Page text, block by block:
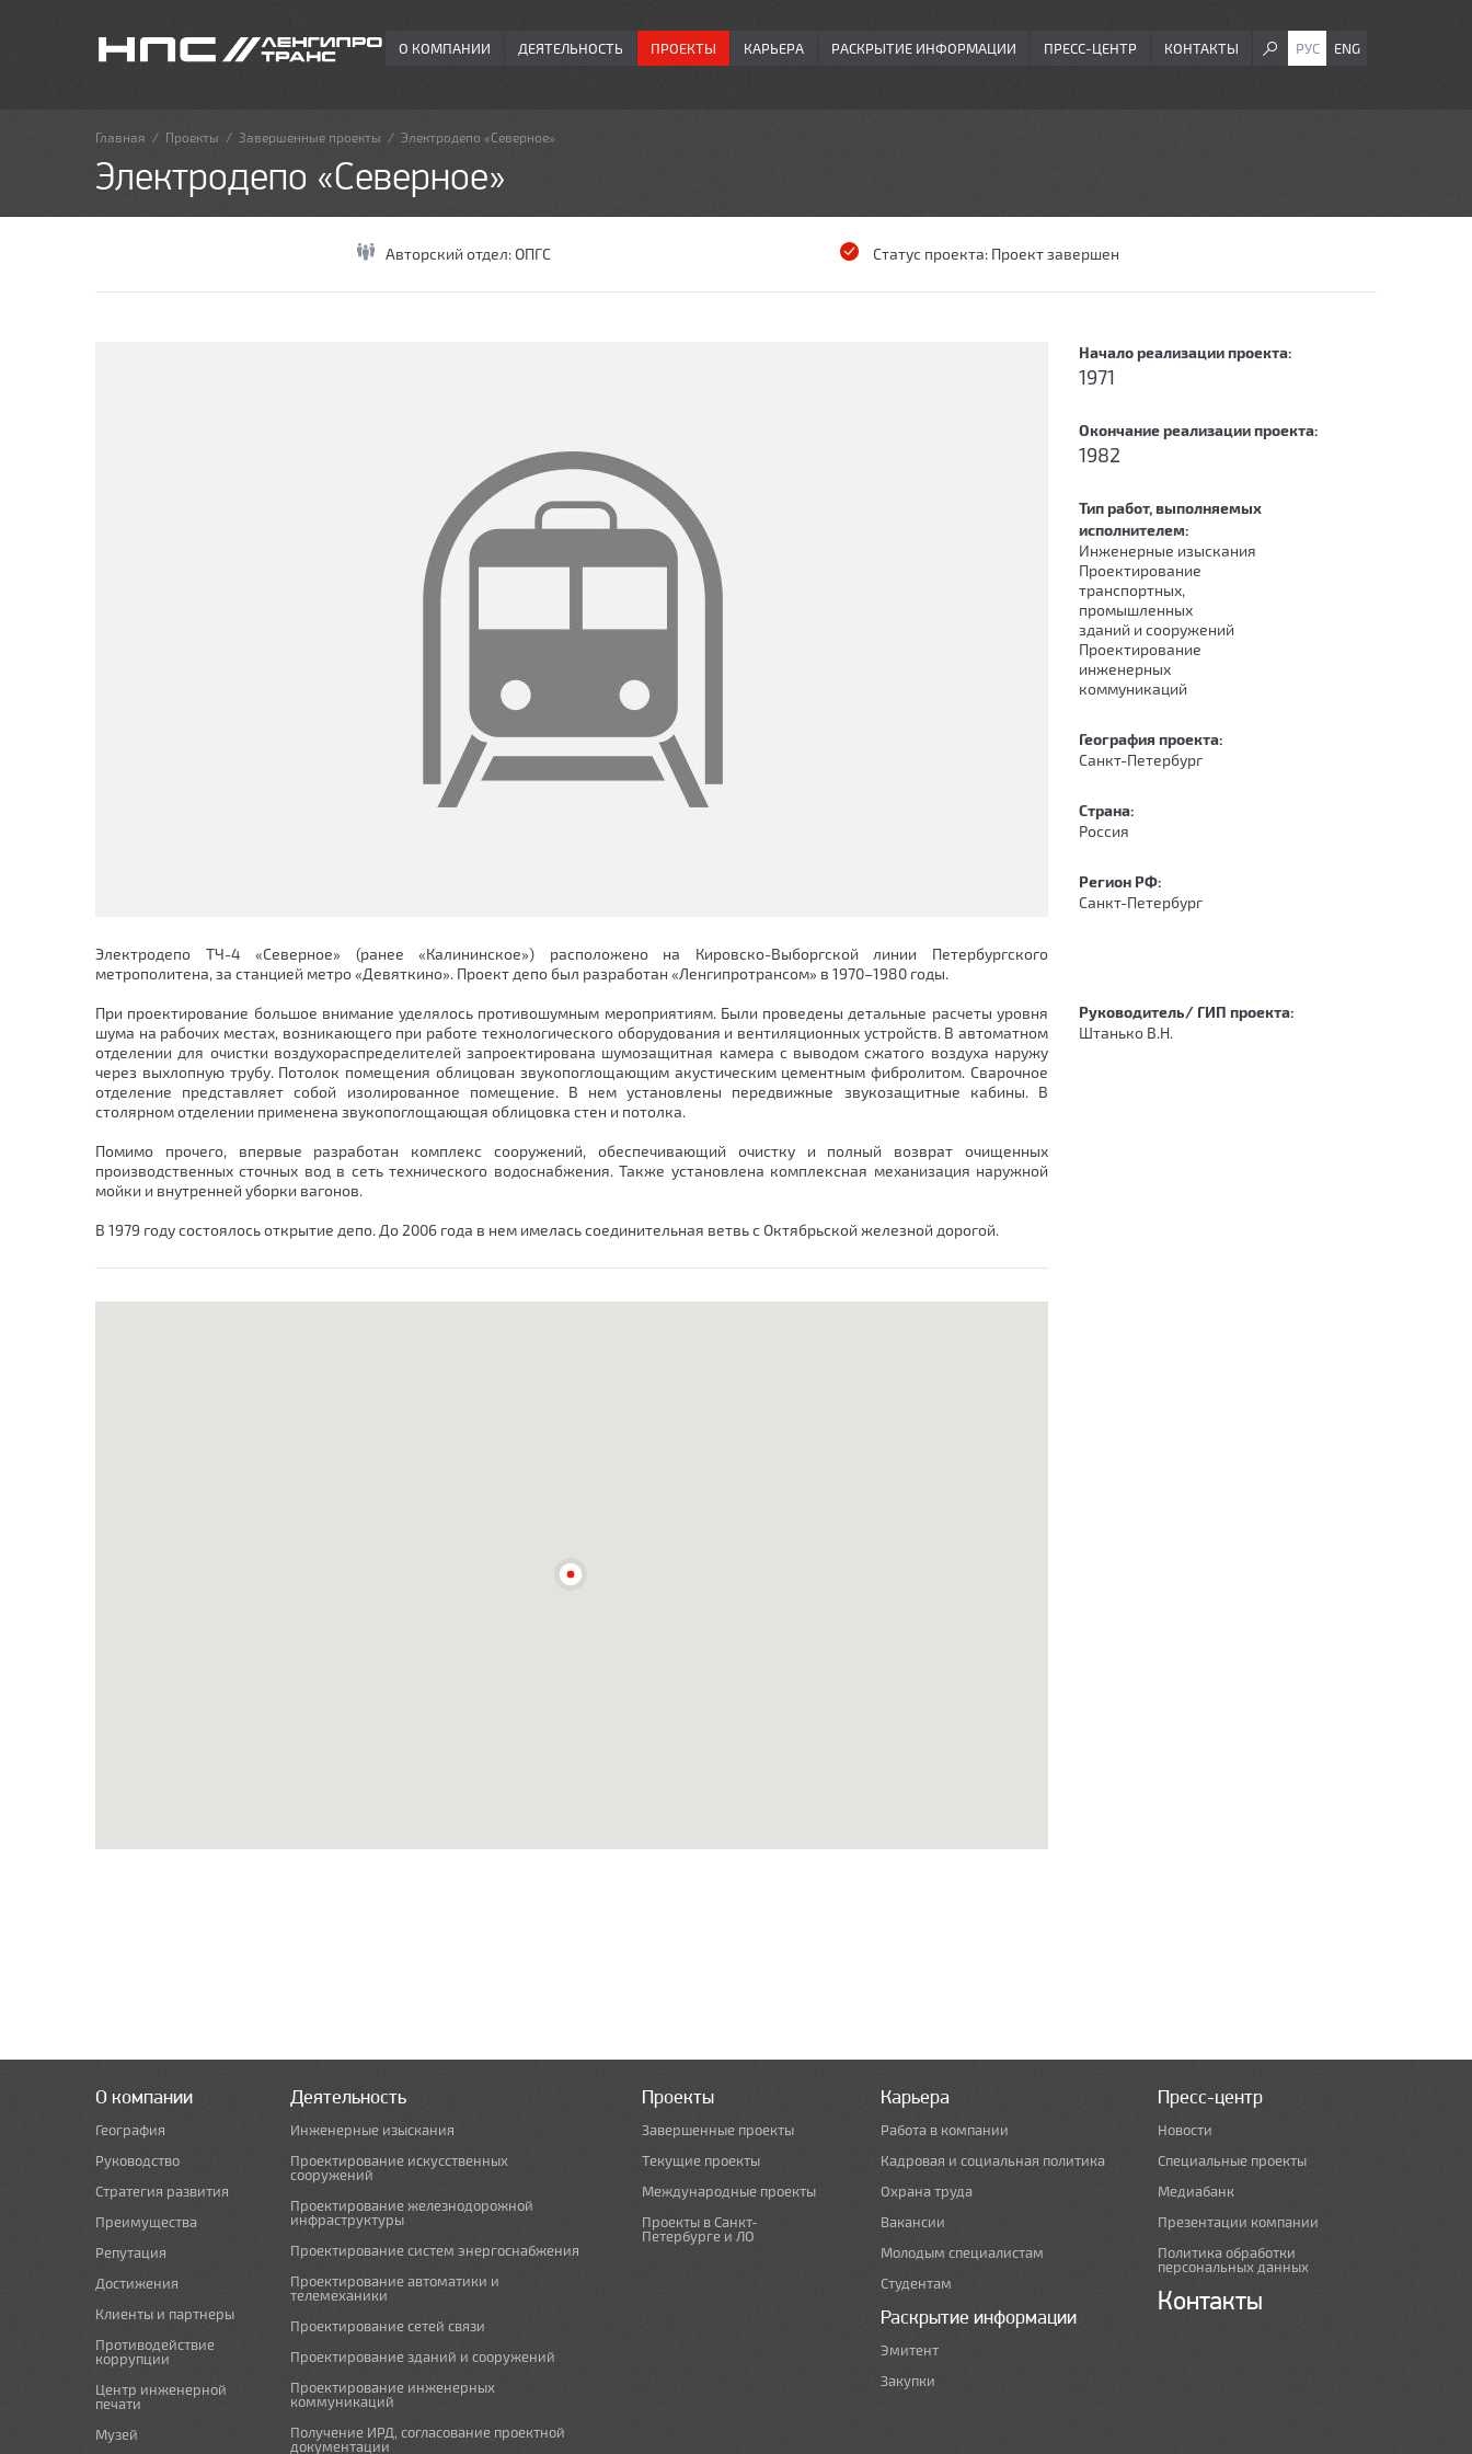
О КОМПАНИИ ДЕЯТЕЛЬНОСТЬ ПРОЕКТЫ КАРЬЕРА РАСКРЫТИЕ ИНФОРМАЦИИ ПРЕСС-ЦЕНТР КОНТАКТЫ РУС ENG
Главная / Проекты / Завершенные проекты / Электродепо «Северное»
Электродепо «Северное»
Авторский отдел: ОПГС Статус проекта: Проект завершен
Электродепо ТЧ-4 «Северное» (ранее «Калининское») расположено на Кировско-Выборгской линии Петербургского
метрополитена, за станцией метро «Девяткино». Проект депо был разработан «Ленгипротрансом» в 1970–1980 годы.
При проектирование большое внимание уделялось противошумным мероприятиям. Были проведены детальные расчеты уровня
шума на рабочих местах, возникающего при работе технологического оборудования и вентиляционных устройств. В автоматном
отделении для очистки воздухораспределителей запроектирована шумозащитная камера с выводом сжатого воздуха наружу
через выхлопную трубу. Потолок помещения облицован звукопоглощающим акустическим цементным фибролитом. Сварочное
отделение представляет собой изолированное помещение. В нем установлены передвижные звукозащитные кабины. В
столярном отделении применена звукопоглощающая облицовка стен и потолка.
Помимо прочего, впервые разработан комплекс сооружений, обеспечивающий очистку и полный возврат очищенных
производственных сточных вод в сеть технического водоснабжения. Также установлена комплексная механизация наружной
мойки и внутренней уборки вагонов.
В 1979 году состоялось открытие депо. До 2006 года в нем имелась соединительная ветвь с Октябрьской железной дорогой.
Начало реализации проекта:
1971
Окончание реализации проекта:
1982
Тип работ, выполняемых
исполнителем:
Инженерные изыскания
Проектирование
транспортных,
промышленных
зданий и сооружений
Проектирование
инженерных
коммуникаций
География проекта:
Санкт-Петербург
Страна:
Россия
Регион РФ:
Санкт-Петербург
Руководитель/ ГИП проекта:
Штанько В.Н.
О компании
География
Руководство
Стратегия развития
Преимущества
Репутация
Достижения
Клиенты и партнеры
Противодействие
коррупции
Центр инженерной
печати
Музей
Деятельность
Инженерные изыскания
Проектирование искусственных
сооружений
Проектирование железнодорожной
инфраструктуры
Проектирование систем энергоснабжения
Проектирование автоматики и
телемеханики
Проектирование сетей связи
Проектирование зданий и сооружений
Проектирование инженерных
коммуникаций
Получение ИРД, согласование проектной
документации
Проекты
Завершенные проекты
Текущие проекты
Международные проекты
Проекты в Санкт-
Петербурге и ЛО
Карьера
Работа в компании
Кадровая и социальная политика
Охрана труда
Вакансии
Молодым специалистам
Студентам
Раскрытие информации
Эмитент
Закупки
Пресс-центр
Новости
Специальные проекты
Медиабанк
Презентации компании
Политика обработки
персональных данных
Контакты